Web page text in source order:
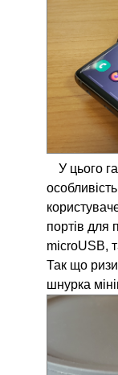
У цього
портів для
microUSB,
Так що
шнурка